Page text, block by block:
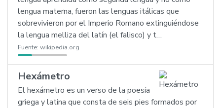
lengua materna, fueron las lenguas itálicas que
sobrevivieron por el Imperio Romano extinguiéndose
la lengua melliza del latín (el falisco) y t…
Fuente: wikipedia.org
Hexámetro
El hexámetro es un verso de la poesía
griega y latina que consta de seis pies formados por